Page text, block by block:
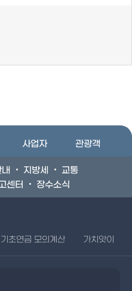
사업자 관광객
지방세
교통
센터 장수소식
기초연금 모의계산 가치앗이